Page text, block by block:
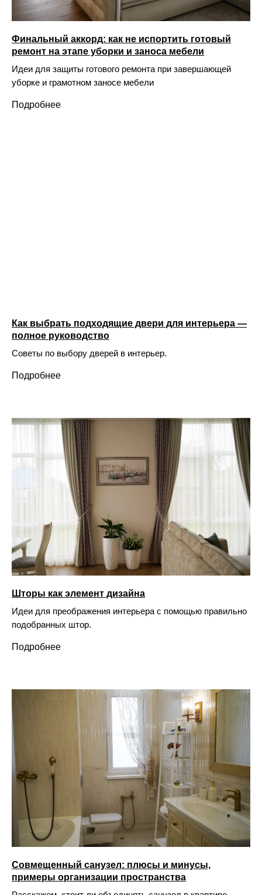
Финальный аккорд: как не испортить готовый
ремонт на этапе уборки и заноса мебели
Идеи для защиты готового ремонта при завершающей
уборке и грамотном заносе мебели
Подробнее
Как выбрать подходящие двери для интерьера —
полное руководство
Советы по выбору дверей в интерьер.
Подробнее
Шторы как элемент дизайна
Идеи для преображения интерьера с помощью правильно
подобранных штор.
Подробнее
Совмещенный санузел: плюсы и минусы,
примеры организации пространства